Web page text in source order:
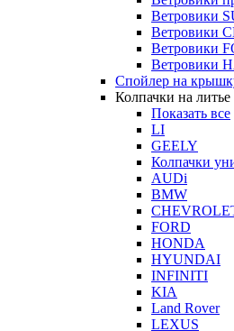
Ветровики
Ветровики
Ветровики
Ветровики
Спойлер на
Колпачки на литье
Показать все
LI
GEELY
Колпачки
AUDi
BMW
FORD
HONDA
HYUNDAI
INFINITI
KIA
Land Rover
LEXUS